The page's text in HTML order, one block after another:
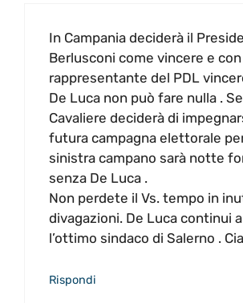
In Campania deciderà il
Berlusconi come vincere e
rappresentante del PDL
De Luca non può fare nulla .
Cavaliere deciderà di
futura campagna elettorale
sinistra campano sarà notte
senza De Luca .
Non perdete il Vs. tempo in
divagazioni. De Luca continui
l’ottimo sindaco di Salerno .
Rispondi